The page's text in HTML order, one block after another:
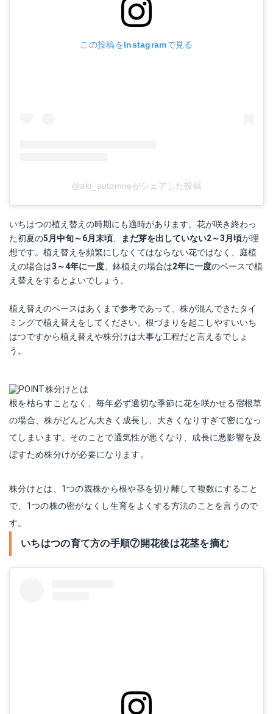
この投稿をInstagramで見る
@aki_automneがシェアした投稿
いちはつの植え替えの時期にも適時があります。花が咲き終わっ
た初夏の5月中旬～6月末頃 まだ芽を出していない2～3月頃が理
想です。植え替えを頻繁にしなくてはならない花ではなく、庭植
えの場合は3～4年に一度 、鉢植えの場合は2年に一度のペースで植
え替えをするとよいでしょう。
植え替えのペースはあくまで参考であって、株が混んできたタイ
ミングで植え替えをしてください。根づまりを起こしやすいいち
はつですから植え替えや株分けは大事な工程だと言えるでしょ
う。
株分けとは
根を枯らすことなく、毎年必ず適切な季節に花を咲かせる宿根草
の場合、株がどんどん大きく成長し、大きくなりすぎて密になっ
てしまいます。そのことで通気性が悪くなり、成長に悪影響を及
ぼすため株分けが必要になります。
株分けとは、1つの親株から根や茎を切り離して複数にすること
で、1つの株の密がなくし生育をよくする方法のことを言うので
す。
いちはつの育て方の手順⑦開花後は花茎を摘む